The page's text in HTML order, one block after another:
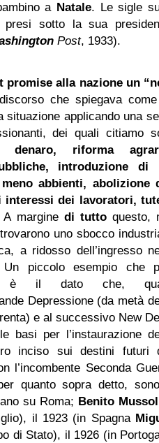
a Natale. Le sigle
sotto la sua
Post, 1933).
promise alla nazione un
che spiegava
applicando una
dei quali citiamo
denaro, riforma
introduzione di
abbienti, abolizione
dei lavoratori,
A margine di tuttoquesto,
uno sbocco
a ridosso dell’ingresso
Un piccolo esempio che
è il dato che,
Depressione (da metà
e al successivo New
basi per l’instaurazione
inciso sui destini futuri
l’incombente Seconda
quanto sopra detto,
su Roma; Benito
il 1923 (in Spagna
di Stato), il 1926 (in